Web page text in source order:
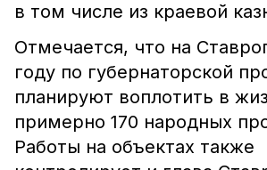
в том числе из краевой
Отмечается, что на
году по губернаторской
планируют воплотить в
примерно 170 народных
Работы на объектах также